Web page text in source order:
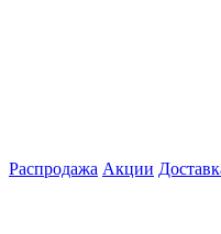
Распродажа Акции